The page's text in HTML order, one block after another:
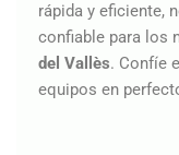
rápida y eficiente,
confiable para los
del Vallès. Confíe
equipos en